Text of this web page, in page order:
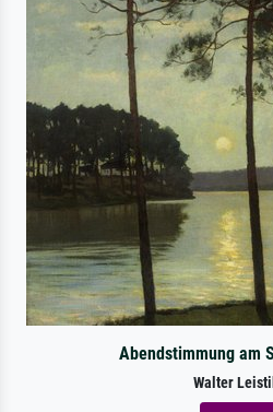
Abendstimmung am
Walter